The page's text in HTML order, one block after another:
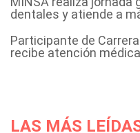
dentales y atiende a
Participante de
recibe atención
LAS MÁS